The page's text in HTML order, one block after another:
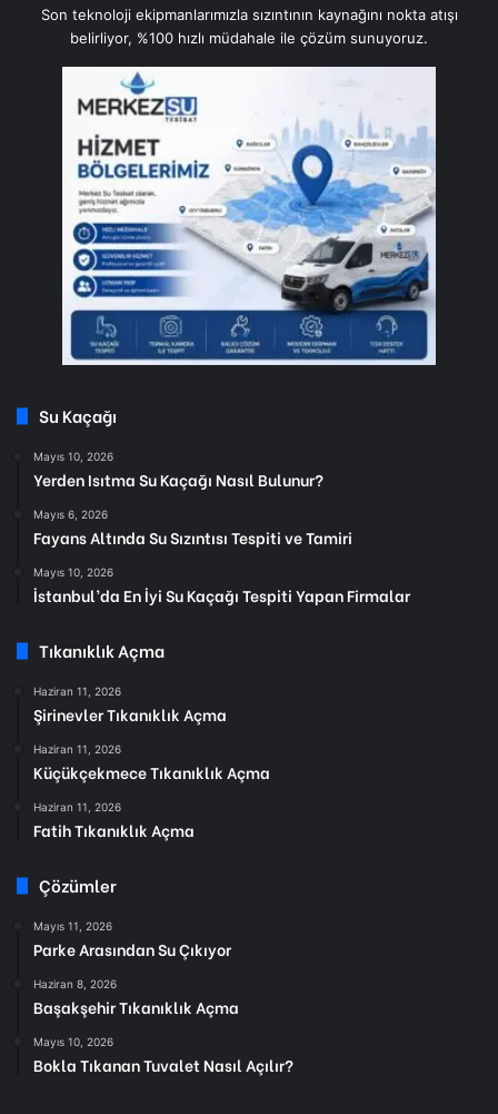
Son teknoloji ekipmanlarımızla sızıntının kaynağını nokta atışı
belirliyor, %100 hızlı müdahale ile çözüm sunuyoruz.
Su Kaçağı
Mayıs 10, 2026
Yerden Isıtma Su Kaçağı Nasıl Bulunur?
Mayıs 6, 2026
Fayans Altında Su Sızıntısı Tespiti ve Tamiri
Mayıs 10, 2026
İstanbul’da En İyi Su Kaçağı Tespiti Yapan Firmalar
Tıkanıklık Açma
Haziran 11, 2026
Şirinevler Tıkanıklık Açma
Haziran 11, 2026
Küçükçekmece Tıkanıklık Açma
Haziran 11, 2026
Fatih Tıkanıklık Açma
Çözümler
Mayıs 11, 2026
Parke Arasından Su Çıkıyor
Haziran 8, 2026
Başakşehir Tıkanıklık Açma
Mayıs 10, 2026
Bokla Tıkanan Tuvalet Nasıl Açılır?